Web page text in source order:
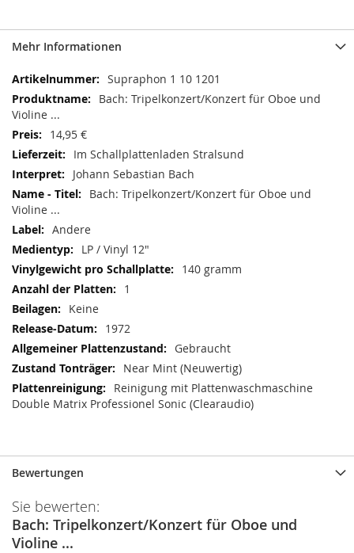
Mehr Informationen
Mehr
Informationen
Supraphon 1 10 1201
Bach: Tripelkonzert/Konzert für Oboe und
Violine ...
14,95 €
Im Schallplattenladen Stralsund
Johann Sebastian Bach
Bach: Tripelkonzert/Konzert für Oboe und
Violine ...
Andere
LP / Vinyl 12"
140 gramm
1
Keine
1972
Gebraucht
Near Mint (Neuwertig)
Reinigung mit Plattenwaschmaschine
Double Matrix Professionel Sonic (Clearaudio)
Bewertungen
Sie bewerten:
Bach: Tripelkonzert/Konzert für Oboe und
Violine ...